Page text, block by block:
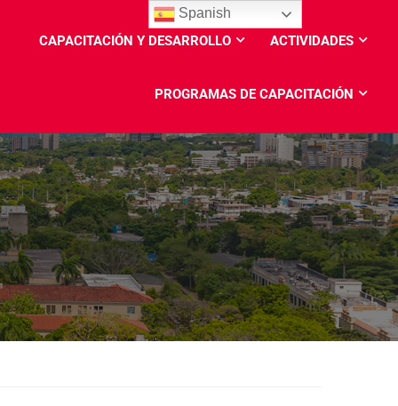
CAPACITACIÓN Y DESARROLLO ACTIVIDADES
PROGRAMAS DE CAPACITACIÓN
Spanish